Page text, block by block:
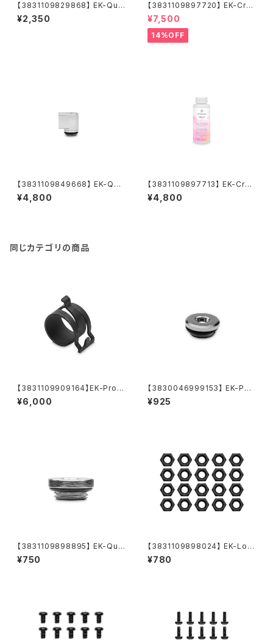
【3831109829868】 EK-Qua
ntum Torque Splitter 3F T
- Satin Titanium
¥2,350
【3831109897720】 EK-Cry
oFuel Loop Cleaner + Sup
erflush (Concentrate 250m
L)
¥7,500
14%OFF
【3831109849668】 EK-Qua
ntum Torque Micro Rotary
90° - Nickel
¥4,800
【3831109897713】 EK-Cryo
Fuel Superflush (Concentr
ate 250mL)
¥4,800
同じカテゴリの商品
【3831109909164】EK-Pro C
lamp 10/17 - 20 pack
¥6,000
【3830046999153】 EK-PLU
G G1/4
¥925
【3831109898895】 EK-Qua
ntum Surface End Tank Plu
g - Nickel
¥750
【3831109898024】 EK-Loo
p Nut Set M4 - Black (20pc
s)
¥780